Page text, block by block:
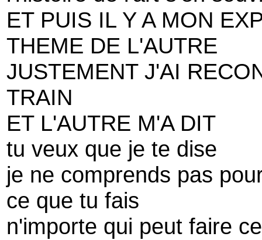
ET PUIS IL Y A MON
THEME DE L'AUTRE
JUSTEMENT J'AI
TRAIN
ET L'AUTRE M'A DIT
tu veux que je te dise
je ne comprends pas
ce que tu fais
n'importe qui peut faire